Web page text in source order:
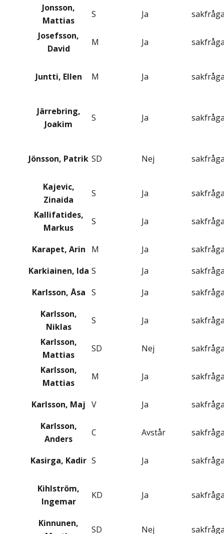
Jonsson,
Mattias
S Ja
Josefsson,
David
M Ja
Juntti, Ellen M Ja
Järrebring,
Joakim
S Ja
Jönsson, Patrik SD Nej
Kajevic,
Zinaida
S Ja
Kallifatides,
Markus
S Ja
Karapet, Arin M Ja
Karkiainen, Ida S Ja
Karlsson, Åsa S Ja
Karlsson,
Niklas
S Ja
Karlsson,
Mattias
SD Nej
Karlsson,
Mattias
M Ja
Karlsson, Maj V Ja
Karlsson,
Anders
C Avstår
Kasirga, Kadir S Ja
Kihlström,
Ingemar
KD Ja
Kinnunen,
SD Nej